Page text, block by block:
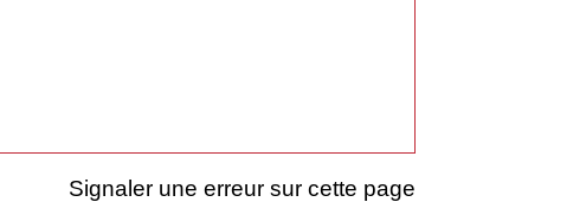
Signaler une erreur sur cette page